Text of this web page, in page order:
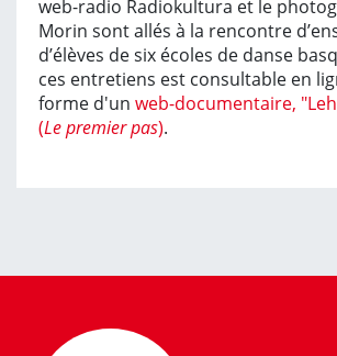
web-radio Radiokultura et le
Morin sont allés à la rencontre
d’élèves de six écoles de danse
ces entretiens est consultable en
forme d'un web-documentaire,
(Le premier pas).